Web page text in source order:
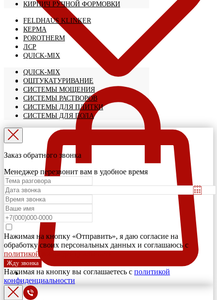
КИРПИЧ РУЧНОЙ ФОРМОВКИ
FELDHAUS KLINKER
КЕРМА
POROTHERM
ЛСР
QUICK-MIX
QUICK-MIX
ОШТУКАТУРИВАНИЕ
СИСТЕМЫ МОЩЕНИЯ
СИСТЕМЫ РАСТВОРОВ
СИСТЕМЫ ДЛЯ ПЛИТКИ
СИСТЕМЫ ДЛЯ ПОЛА
Заказ обратного звонка
Менеджер перезвонит вам в удобное время
Нажимая на кнопку «Отправить», я даю согласие на
обработку своих персональных данных и соглашаюсь с
политикой конфиденциальности
Жду звонка
Нажимая на кнопку вы соглашаетесь с политикой
конфиденциальности